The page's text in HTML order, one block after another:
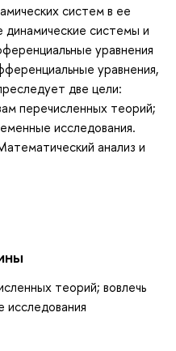
систем в ее
системы и
уравнения
уравнения,
две цели:
перечисленных теорий;
исследования.
анализ и
теорий; вовлечь
исследования